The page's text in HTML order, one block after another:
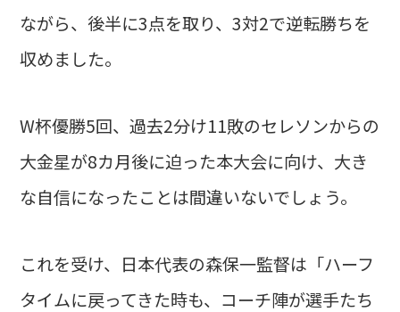
ながら、後半に3点を取り、3対2で逆転勝ちを
収めました。
W杯優勝5回、過去2分け11敗のセレソンからの
大金星が8カ月後に迫った本大会に向け、大き
な自信になったことは間違いないでしょう。
これを受け、日本代表の森保一監督は「ハーフ
タイムに戻ってきた時も、コーチ陣が選手たち